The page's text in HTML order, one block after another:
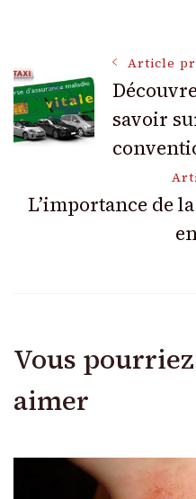
des
articles
Article
savoir
L’importance de
Vous
aimer